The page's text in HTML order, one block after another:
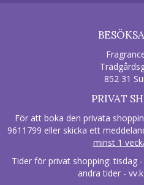
852 31
PRIVAT
För att boka den privata
9611799 eller skicka ett
minst 1
Tider för privat shopping: tisdag
andra tider -